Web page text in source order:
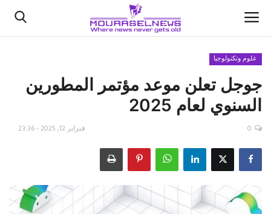
الأخبار
كتّابنا
اقتصاد
علوم وتكنولوجيا
علوم وتكنولوجيا
جوجل تعلن موعد مؤتمر المطورين
السنوي لعام 2025
فبراير 12, 2025 - 23:36 0